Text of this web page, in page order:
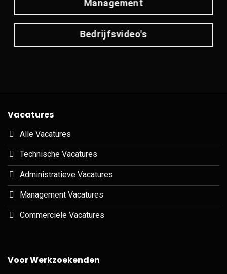
Management
Bedrijfsvideo's
Vacatures
Alle Vacatures
Technische Vacatures
Administratieve Vacatures
Management Vacatures
Commerciële Vacatures
Voor Werkzoekenden